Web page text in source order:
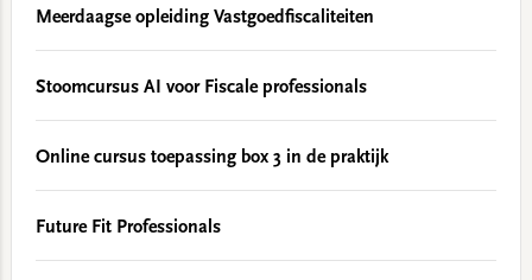
Meerdaagse opleiding Vastgoedfiscaliteiten
Stoomcursus AI voor Fiscale professionals
Online cursus toepassing box 3 in de praktijk
Future Fit Professionals